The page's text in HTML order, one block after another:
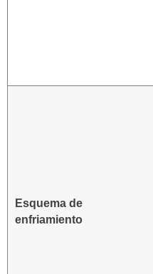
Esquema de
enfriamiento